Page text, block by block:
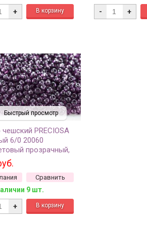
+ - +
Быстрый просмотр
PRECIOSA
6/0 20060
прозрачный,
Сравнить
9 шт.
+